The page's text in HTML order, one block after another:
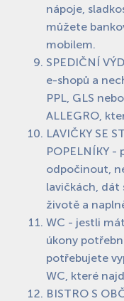
nápoje,
můžete
mobilem.
SPEDIČNÍ
e-shopů a
PPL, GLS
ALLEGRO,
LAVIČKY SE
POPELNÍKY -
odpočinout,
lavičkách, dát
životě a
WC - jestli
úkony
potřebujete
WC, které
BISTRO S